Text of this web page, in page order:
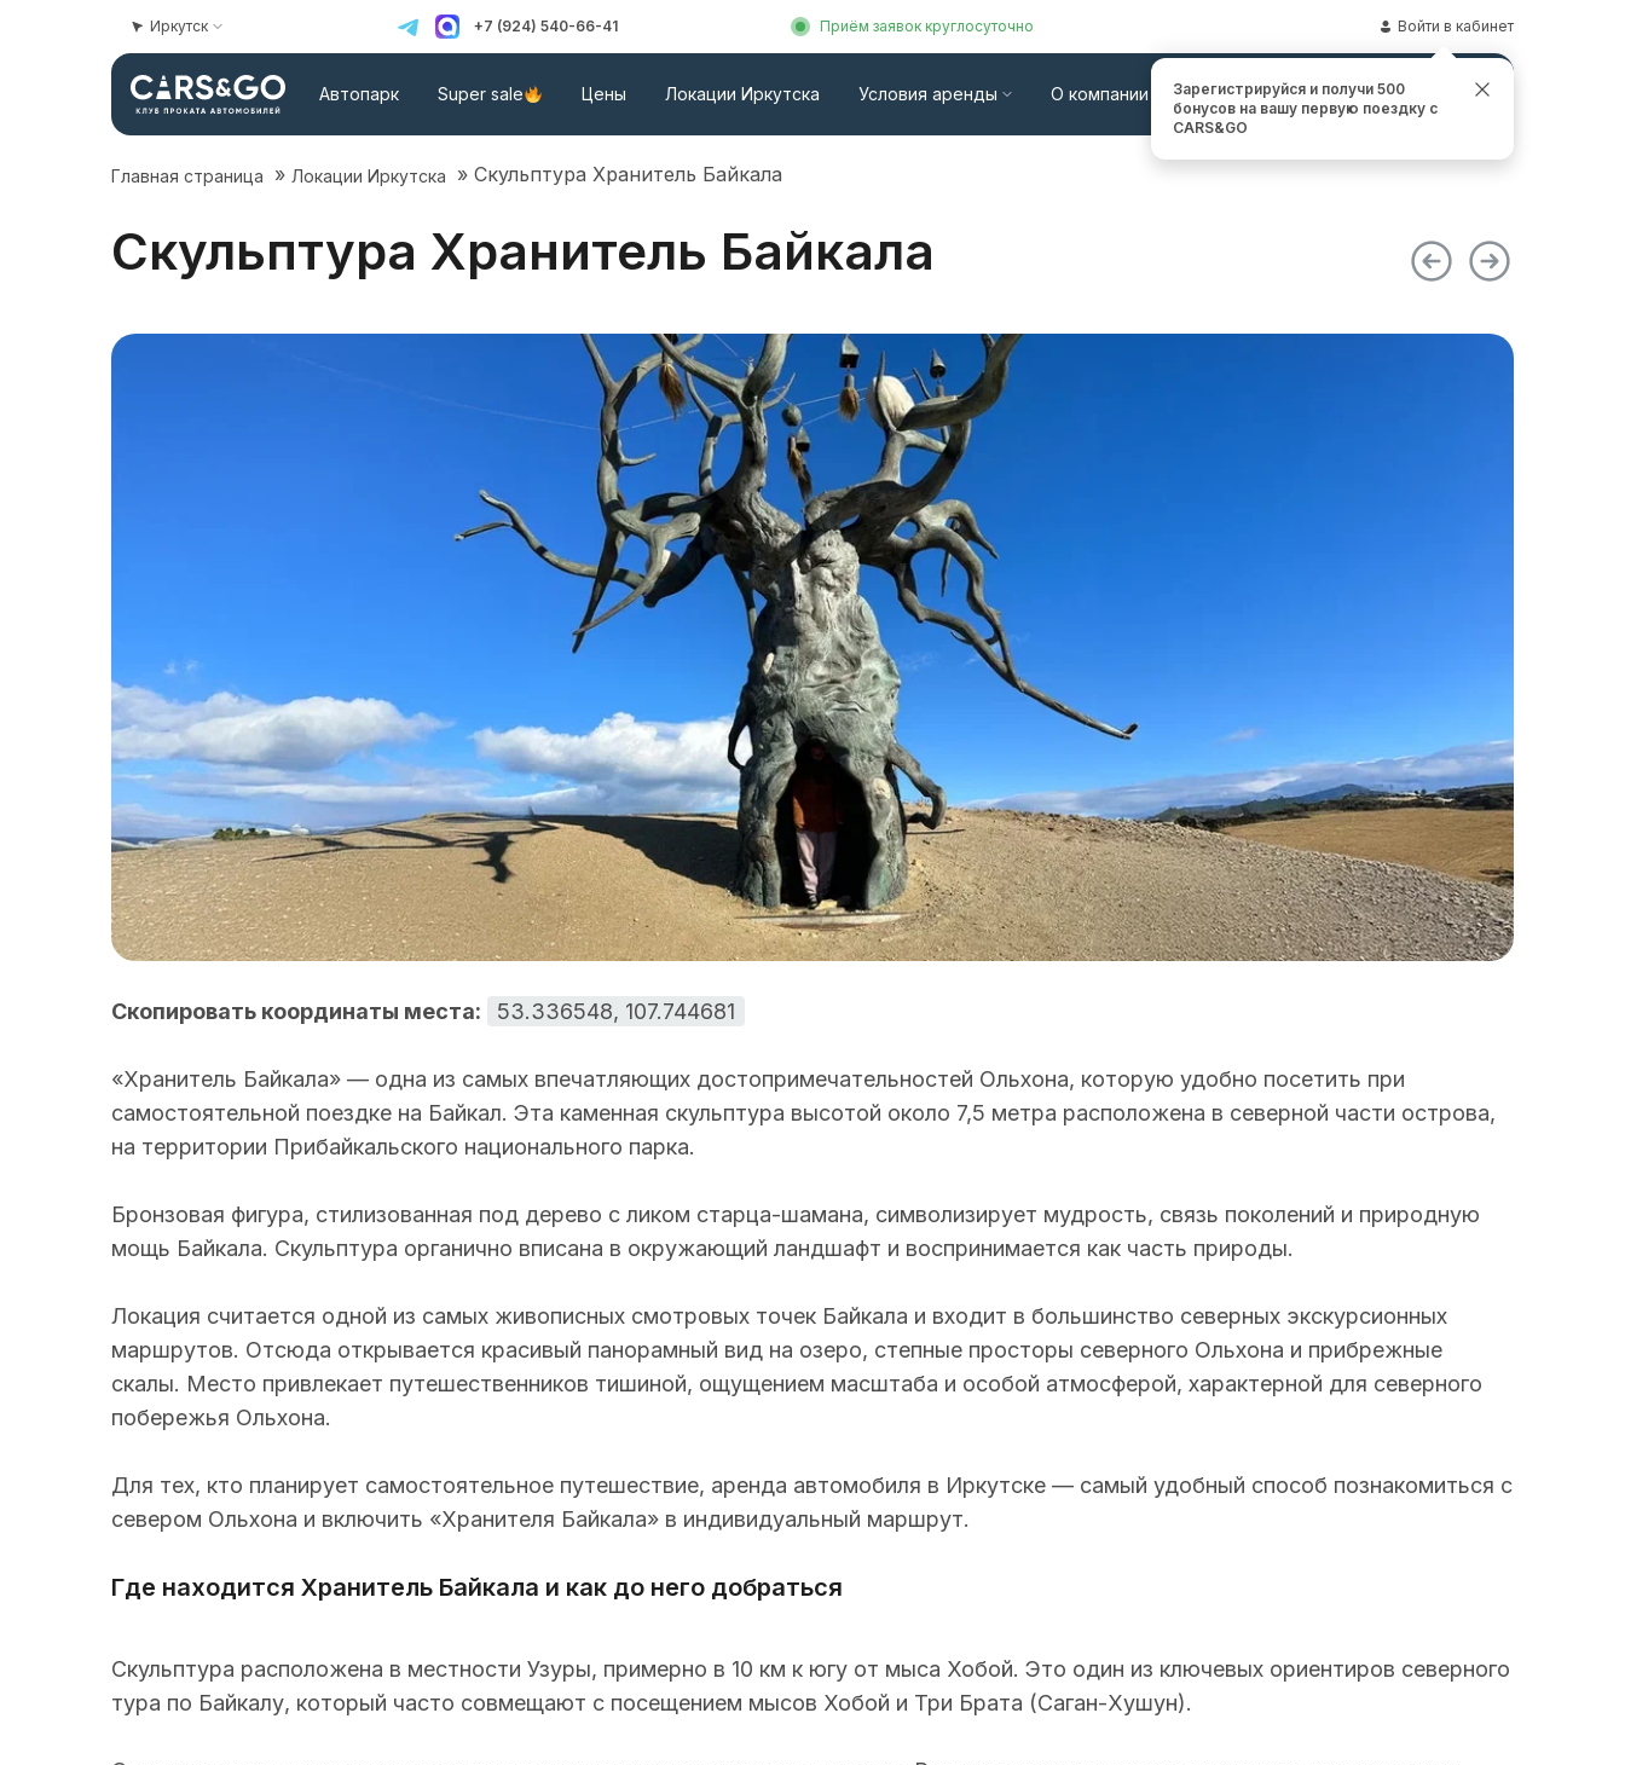
Иркутск +7 (924) 540-66-41 Приём заявок круглосуточно Войти в кабинет
Автопарк Super sale Цены Локации Иркутска Условия аренды О компании Контакты Заказать звонок
Главная страница » Локации Иркутска » Скульптура Хранитель Байкала
Скульптура Хранитель Байкала
Скопировать координаты места: 53.336548, 107.744681
«Хранитель Байкала» — одна из самых впечатляющих достопримечательностей Ольхона, которую удобно посетить при
самостоятельной поездке на Байкал. Эта каменная скульптура высотой около 7,5 метра расположена в северной части острова,
на территории Прибайкальского национального парка.
Бронзовая фигура, стилизованная под дерево с ликом старца-шамана, символизирует мудрость, связь поколений и природную
мощь Байкала. Скульптура органично вписана в окружающий ландшафт и воспринимается как часть природы.
Локация считается одной из самых живописных смотровых точек Байкала и входит в большинство северных экскурсионных
маршрутов. Отсюда открывается красивый панорамный вид на озеро, степные просторы северного Ольхона и прибрежные
скалы. Место привлекает путешественников тишиной, ощущением масштаба и особой атмосферой, характерной для северного
побережья Ольхона.
Для тех, кто планирует самостоятельное путешествие, аренда автомобиля в Иркутске — самый удобный способ познакомиться с
севером Ольхона и включить «Хранителя Байкала» в индивидуальный маршрут.
Где находится Хранитель Байкала и как до него добраться
Скульптура расположена в местности Узуры, примерно в 10 км к югу от мыса Хобой. Это один из ключевых ориентиров северного
тура по Байкалу, который часто совмещают с посещением мысов Хобой и Три Брата (Саган-Хушун).
Зарегистрируйся и получи 500
бонусов на вашу первую поездку с
CARS&GO